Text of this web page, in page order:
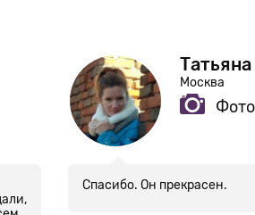
Москва
Спасибо. Он прекрасен.